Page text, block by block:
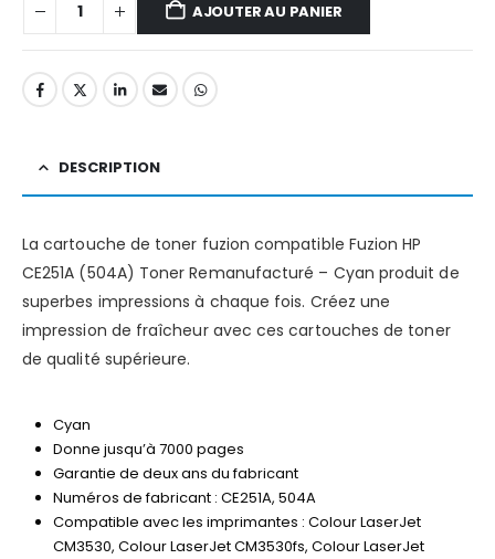
AJOUTER AU PANIER
DESCRIPTION
La cartouche de toner fuzion compatible Fuzion HP
CE251A (504A) Toner Remanufacturé – Cyan produit de
superbes impressions à chaque fois. Créez une
impression de fraîcheur avec ces cartouches de toner
de qualité supérieure.
Cyan
Donne jusqu’à 7000 pages
Garantie de deux ans du fabricant
Numéros de fabricant : CE251A, 504A
Compatible avec les imprimantes : Colour LaserJet
CM3530, Colour LaserJet CM3530fs, Colour LaserJet